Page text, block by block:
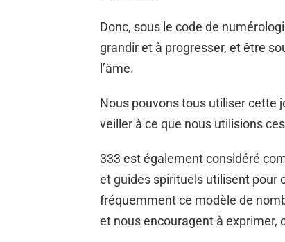
Donc, sous le code de
grandir et à progresser, et être
l’âme.
Nous pouvons tous utiliser cette
veiller à ce que nous utilisions
333 est également considéré
et guides spirituels utilisent pour
fréquemment ce modèle de
et nous encouragent à exprimer,